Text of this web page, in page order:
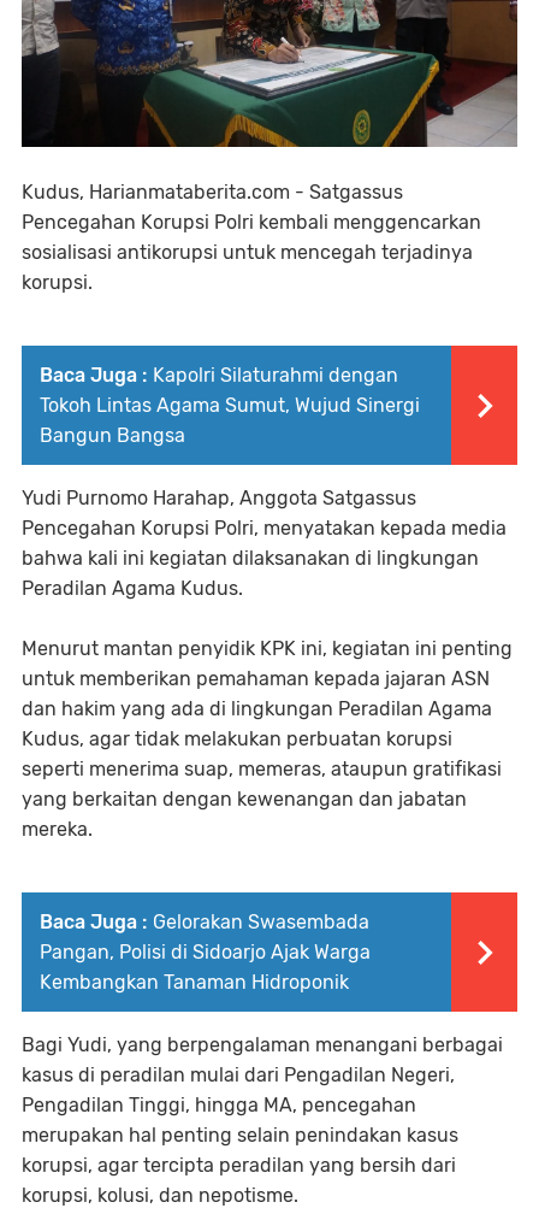
Kudus, Harianmataberita.com - Satgassus
Pencegahan Korupsi Polri kembali menggencarkan
sosialisasi antikorupsi untuk mencegah terjadinya
korupsi.
Baca Juga : Kapolri Silaturahmi dengan
Tokoh Lintas Agama Sumut, Wujud Sinergi
Bangun Bangsa
Yudi Purnomo Harahap, Anggota Satgassus
Pencegahan Korupsi Polri, menyatakan kepada media
bahwa kali ini kegiatan dilaksanakan di lingkungan
Peradilan Agama Kudus.
Menurut mantan penyidik KPK ini, kegiatan ini penting
untuk memberikan pemahaman kepada jajaran ASN
dan hakim yang ada di lingkungan Peradilan Agama
Kudus, agar tidak melakukan perbuatan korupsi
seperti menerima suap, memeras, ataupun gratifikasi
yang berkaitan dengan kewenangan dan jabatan
mereka.
Baca Juga : Gelorakan Swasembada
Pangan, Polisi di Sidoarjo Ajak Warga
Kembangkan Tanaman Hidroponik
Bagi Yudi, yang berpengalaman menangani berbagai
kasus di peradilan mulai dari Pengadilan Negeri,
Pengadilan Tinggi, hingga MA, pencegahan
merupakan hal penting selain penindakan kasus
korupsi, agar tercipta peradilan yang bersih dari
korupsi, kolusi, dan nepotisme.